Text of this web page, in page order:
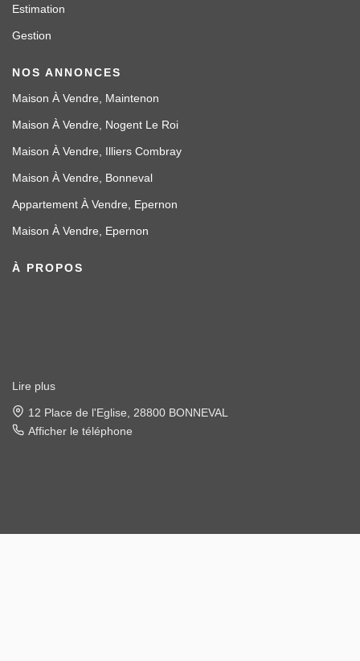
Estimation
Gestion
NOS ANNONCES
Maison À Vendre, Maintenon
Maison À Vendre, Nogent Le Roi
Maison À Vendre, Illiers Combray
Maison À Vendre, Bonneval
Appartement À Vendre, Epernon
Maison À Vendre, Epernon
À PROPOS
Lire plus
22 place de l'église, 28120 ILLIERS COMBRAY
Afficher le téléphone